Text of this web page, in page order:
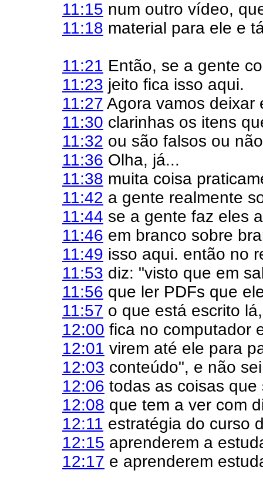
11:15 num outro vídeo,
11:18 material para ele e
11:21 Então, se a gente
11:23 jeito fica isso aqui.
11:27 Agora vamos deixar
11:30 clarinhas os itens
11:32 ou são falsos ou
11:36 Olha, já...
11:38 muita coisa
11:42 a gente realmente
11:44 se a gente faz eles
11:46 em branco sobre
11:49 isso aqui. então no
11:53 diz: "visto que em
11:56 que ler PDFs que
11:57 o que está escrito
12:00 fica no computador
12:01 virem até ele para
12:03 conteúdo", e não
12:06 todas as coisas
12:08 que tem a ver com
12:11 estratégia do curso
12:15 aprenderem a
12:17 e aprenderem